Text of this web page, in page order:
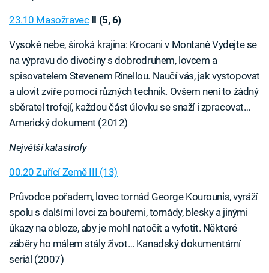
23.10 Masožravec II (5, 6)
Vysoké nebe, široká krajina: Krocani v Montaně Vydejte se
na výpravu do divočiny s dobrodruhem, lovcem a
spisovatelem Stevenem Rinellou. Naučí vás, jak vystopovat
a ulovit zvíře pomocí různých technik. Ovšem není to žádný
sběratel trofejí, každou část úlovku se snaží i zpracovat…
Americký dokument (2012)
Největší katastrofy
00.20 Zuřící Země III (13)
Průvodce pořadem, lovec tornád George Kourounis, vyráží
spolu s dalšími lovci za bouřemi, tornády, blesky a jinými
úkazy na obloze, aby je mohl natočit a vyfotit. Některé
záběry ho málem stály život… Kanadský dokumentární
seriál (2007)